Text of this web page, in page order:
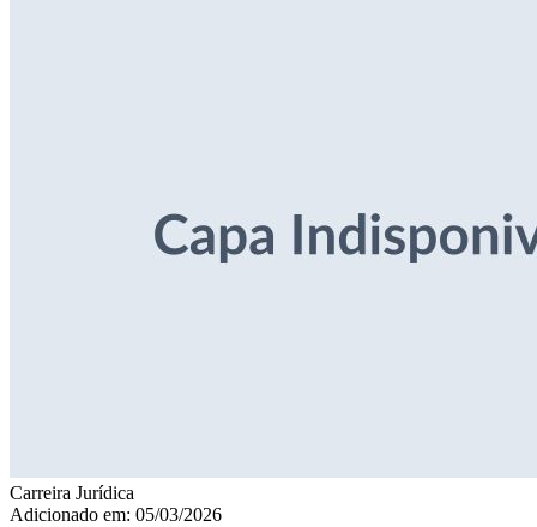
Carreira Jurídica
Adicionado em: 05/03/2026